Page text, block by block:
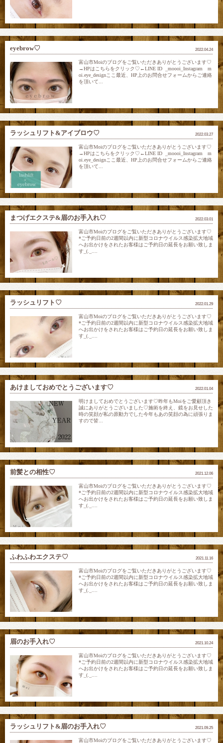
2022.04.24
eyebrow♡
富山市Moiのブログをご覧いただきありがとうございます♡
→HPはこちらをクリック♡←LINE ID _moooi_Instagram m
oi.eye_designここ最近、HP上のお問合せフォームからご連絡
を頂いて...
2022.03.27
ラッシュリフト&アイブロウ♡
富山市Moiのブログをご覧いただきありがとうございます♡
→HPはこちらをクリック♡←LINE ID _moooi_Instagram m
oi.eye_designここ最近、HP上のお問合せフォームからご連絡
を頂いて...
2022.03.01
まつげエクステ&眉のお手入れ♡
富山市Moiのブログをご覧いただきありがとうございます♡
*ご予約日前の2週間以内に新型コロナウイルス感染拡大地域
へお出かけをされたお客様はご予約日の延長をお願い致しま
す_(._....
2022.01.29
ラッシュリフト♡
富山市Moiのブログをご覧いただきありがとうございます♡
*ご予約日前の2週間以内に新型コロナウイルス感染拡大地域
へお出かけをされたお客様はご予約日の延長をお願い致しま
す_(._....
2022.01.04
あけましておめでとうございます♡
明けましておめでとうございます♡昨年もMoiをご愛顧頂き
誠にありがとうございました♡施術を終え、鏡をお見せした
時の笑顔が私の原動力でした今年もあの笑顔の為に頑張りま
すので皆...
2021.12.06
前髪との相性♡
富山市Moiのブログをご覧いただきありがとうございます♡
*ご予約日前の2週間以内に新型コロナウイルス感染拡大地域
へお出かけをされたお客様はご予約日の延長をお願い致しま
す_(._....
2021.11.16
ふわふわエクステ♡
富山市Moiのブログをご覧いただきありがとうございます♡
*ご予約日前の2週間以内に新型コロナウイルス感染拡大地域
へお出かけをされたお客様はご予約日の延長をお願い致しま
す_(._....
2021.10.24
眉のお手入れ♡
富山市Moiのブログをご覧いただきありがとうございます♡
*ご予約日前の2週間以内に新型コロナウイルス感染拡大地域
へお出かけをされたお客様はご予約日の延長をお願い致しま
す_(._....
2021.09.25
ラッシュリフト&眉のお手入れ♡
富山市Moiのブログをご覧いただきありがとうございます♡